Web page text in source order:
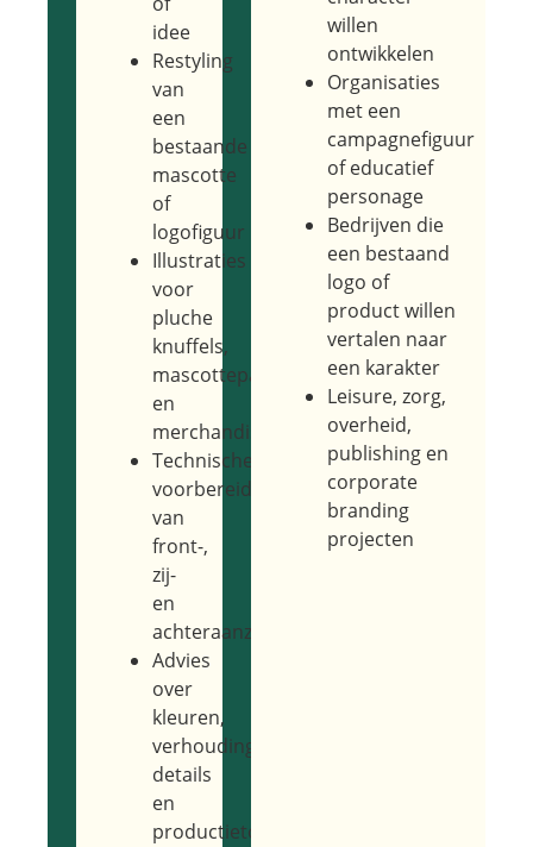
idee
Restyling
van
een
bestaande
mascotte
of
logofiguur
Illustraties
voor
pluche
knuffels,
mascottepakken
en
merchandise
Technische
voorbereiding
van
front-,
zij-
en
achteraanzicht
Advies
over
kleuren,
verhoudingen,
details
en
productietoepassing
willen
ontwikkelen
Organisaties
met een
campagnefiguur
of educatief
personage
Bedrijven die
een bestaand
logo of
product willen
vertalen naar
een karakter
Leisure, zorg,
overheid,
publishing en
corporate
branding
projecten